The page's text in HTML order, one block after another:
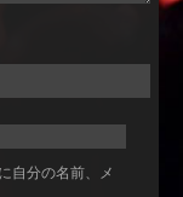
自分の名前、メ